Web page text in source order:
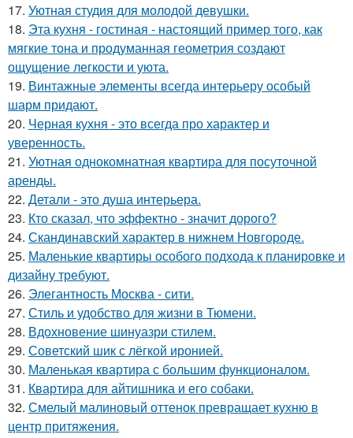
17. Уютная студия для молодой девушки.
18. Эта кухня - гостиная - настоящий пример того, как
мягкие тона и продуманная геометрия создают
ощущение легкости и уюта.
19. Винтажные элементы всегда интерьеру особый
шарм придают.
20. Черная кухня - это всегда про характер и
уверенность.
21. Уютная однокомнатная квартира для посуточной
аренды.
22. Детали - это душа интерьера.
23. Кто сказал, что эффектно - значит дорого?
24. Скандинавский характер в нижнем Новгороде.
25. Маленькие квартиры особого подхода к планировке и
дизайну требуют.
26. Элегантность Москва - сити.
27. Стиль и удобство для жизни в Тюмени.
28. Вдохновение шинуазри стилем.
29. Советский шик с лёгкой иронией.
30. Маленькая квартира с большим функционалом.
31. Квартира для айтишника и его собаки.
32. Смелый малиновый оттенок превращает кухню в
центр притяжения.